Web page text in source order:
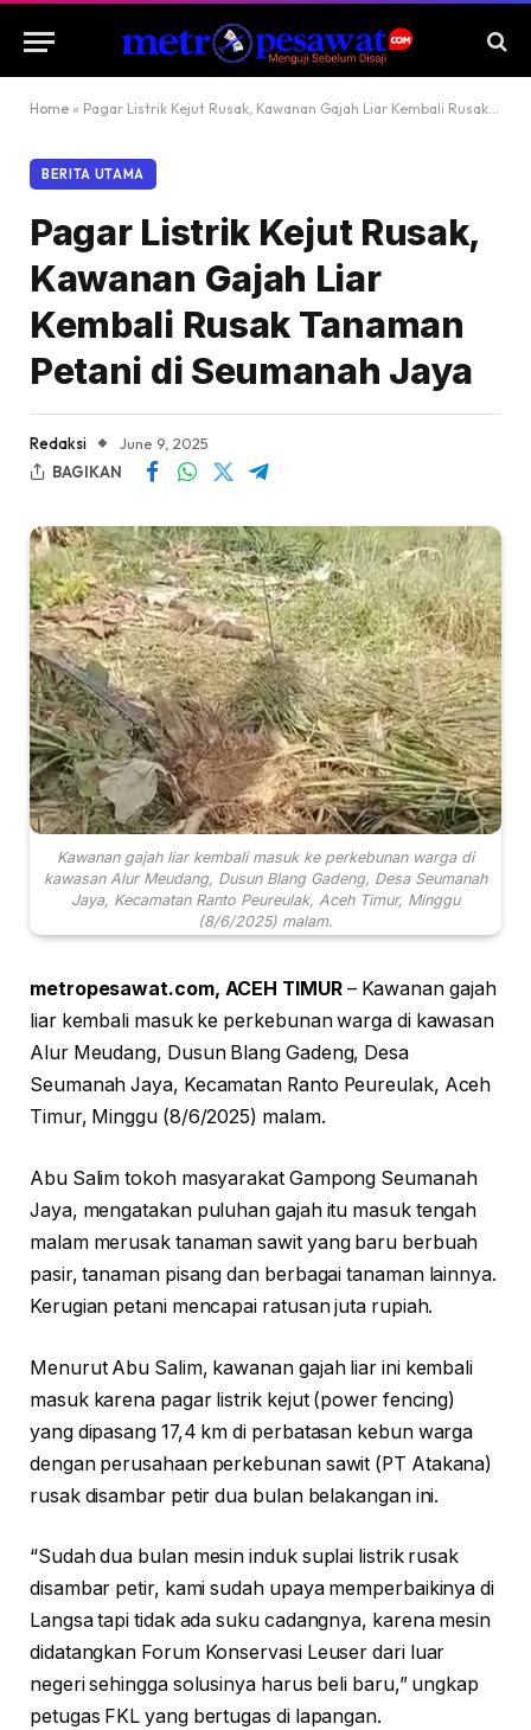
Home » Pagar Listrik Kejut Rusak, Kawanan Gajah Liar Kembali Rusak Tanaman Petani di Seumanah Jaya
BERITA UTAMA
Pagar Listrik Kejut Rusak,
Kawanan Gajah Liar
Kembali Rusak Tanaman
Petani di Seumanah Jaya
Redaksi
June 9, 2025
BAGIKAN
Kawanan gajah liar kembali masuk ke perkebunan warga di
kawasan Alur Meudang, Dusun Blang Gadeng, Desa Seumanah
Jaya, Kecamatan Ranto Peureulak, Aceh Timur, Minggu
(8/6/2025) malam.
metropesawat.com, ACEH TIMUR– Kawanan gajah
liar kembali masuk ke perkebunan warga di kawasan
Alur Meudang, Dusun Blang Gadeng, Desa
Seumanah Jaya, Kecamatan Ranto Peureulak, Aceh
Timur, Minggu (8/6/2025) malam.
Abu Salim tokoh masyarakat Gampong Seumanah
Jaya, mengatakan puluhan gajah itu masuk tengah
malam merusak tanaman sawit yang baru berbuah
pasir, tanaman pisang dan berbagai tanaman lainnya.
Kerugian petani mencapai ratusan juta rupiah.
Menurut Abu Salim, kawanan gajah liar ini kembali
masuk karena pagar listrik kejut (power fencing)
yang dipasang 17,4 km di perbatasan kebun warga
dengan perusahaan perkebunan sawit (PT Atakana)
rusak disambar petir dua bulan belakangan ini.
“Sudah dua bulan mesin induk suplai listrik rusak
disambar petir, kami sudah upaya memperbaikinya di
Langsa tapi tidak ada suku cadangnya, karena mesin
didatangkan Forum Konservasi Leuser dari luar
negeri sehingga solusinya harus beli baru,” ungkap
petugas FKL yang bertugas di lapangan.